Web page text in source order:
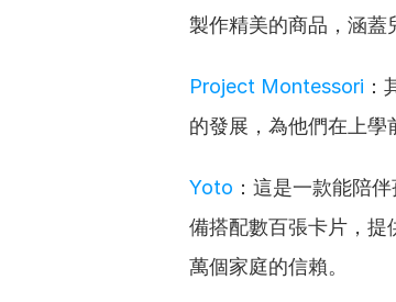
製作精美的商品，涵蓋
Project Montessori
的發展，為他們在上學
Yoto ：這是一款能陪
備搭配數百張卡片，提
萬個家庭的信賴。